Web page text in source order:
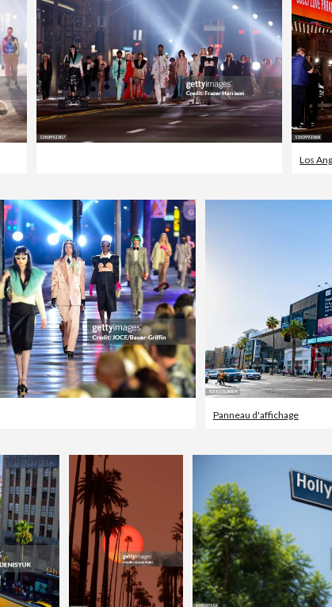
Los
Panneau d'affichage